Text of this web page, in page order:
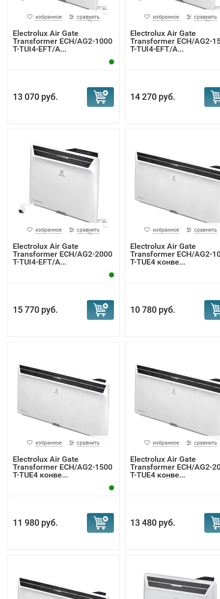
избранное сравнить
Electrolux Air Gate
Transformer ECH/AG2-1000
T-TUI4-EFT/A...
13 070 руб.
избранное сравнить
Electrolux Air Gate
Transformer ECH/AG2-
T-TUI4-EFT/A...
14 270 руб.
избранное сравнить
Electrolux Air Gate
Transformer ECH/AG2-2000
T-TUI4-EFT/A...
15 770 руб.
избранное сравнить
Electrolux Air Gate
Transformer ECH/AG2-
T-TUE4 конве...
10 780 руб.
избранное сравнить
Electrolux Air Gate
Transformer ECH/AG2-1500
T-TUE4 конве...
11 980 руб.
избранное сравнить
Electrolux Air Gate
Transformer ECH/AG2-
T-TUE4 конве...
13 480 руб.